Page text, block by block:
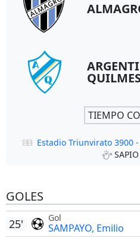
TIEMPO
Estadio Triunvirato 3900 -
GOLES
Gol
SAMPAYO, Emilio
25'